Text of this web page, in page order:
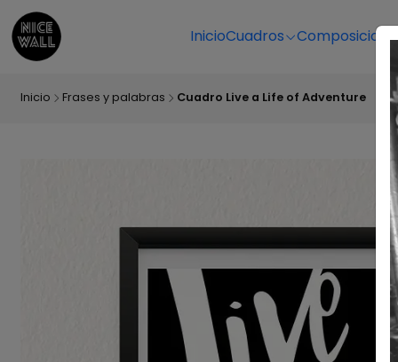
InicioCuadros
Inicio Frases y palabras Cuadro Live a Life of Adventure